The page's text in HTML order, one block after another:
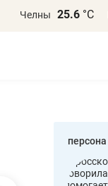
Челны 25.6 °С
персона